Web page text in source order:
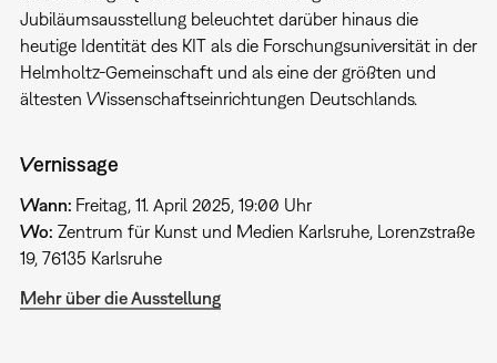
Jubiläumsausstellung beleuchtet darüber hinaus die
heutige Identität des KIT als die Forschungsuniversität in der
Helmholtz-Gemeinschaft und als eine der größten und
ältesten Wissenschaftseinrichtungen Deutschlands.
Vernissage
Wann: Freitag, 11. April 2025, 19:00 Uhr
Wo: Zentrum für Kunst und Medien Karlsruhe, Lorenzstraße
19, 76135 Karlsruhe
Mehr über die Ausstellung